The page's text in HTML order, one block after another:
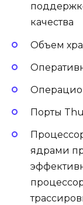
качества
Объем
Порты
ядрами